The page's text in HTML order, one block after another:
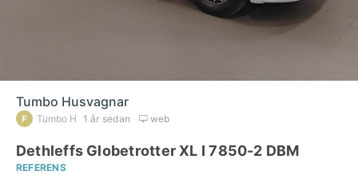
Tumbo Husvagnar
Tumbo H 1 år sedan web
Dethleffs Globetrotter XL I 7850-2 DBM
REFERENS